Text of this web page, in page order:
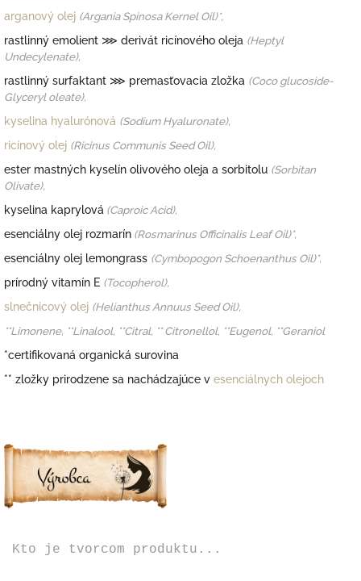
arganový olej (Argania Spinosa Kernel Oil)*,
rastlinný emolient ⋙ derivát ricínového oleja (Heptyl
Undecylenate),
rastlinný surfaktant ⋙ premasťovacia zložka (Coco glucoside-
Glyceryl oleate),
kyselina hyalurónová (Sodium Hyaluronate),
ricínový olej (Ricinus Communis Seed Oil),
ester mastných kyselín olivového oleja a sorbitolu (Sorbitan
Olivate),
kyselina kaprylová (Caproic Acid),
esenciálny olej rozmarín (Rosmarinus Officinalis Leaf Oil)*,
esenciálny olej lemongrass (Cymbopogon Schoenanthus Oil)*,
prírodný vitamín E (Tocopherol),
slnečnicový olej (Helianthus Annuus Seed Oil),
**Limonene, **Linalool, **Citral, ** Citronellol, **Eugenol, **Geraniol
*certifikovaná organická surovina
** zložky prirodzene sa nachádzajúce v esenciálnych olejoch
Kto je tvorcom produktu...